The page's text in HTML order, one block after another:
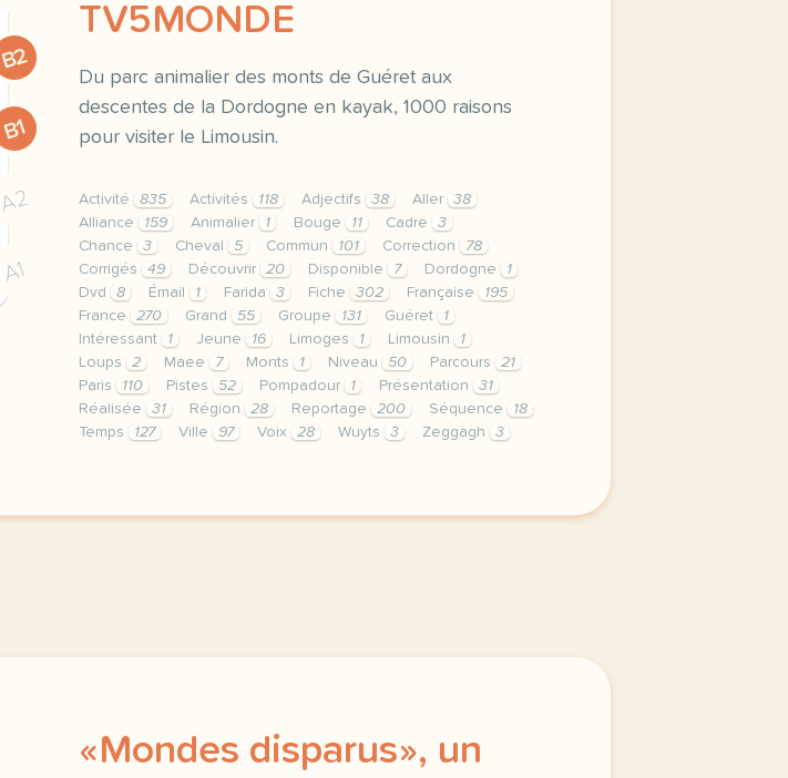
B2
B1
A2
A1
TV5MONDE
Du parc animalier des monts de Guéret aux
descentes de la Dordogne en kayak, 1000 raisons
pour visiter le Limousin.
Activité 835 Activités 118 Adjectifs 38 Aller
38
Alliance
159 Animalier 1 Bouge 11 Cadre
3
Chance
3 Cheval 5 Commun 101 Correction
78
Corrigés
49 Découvrir 20 Disponible 7 Dordogne
1
Dvd
8 Émail 1 Farida 3 Fiche 302 Française
195
France
270 Grand 55 Groupe 131 Guéret
1
Intéressant
1 Jeune 16 Limoges 1 Limousin
1
Loups
2 Maee 7 Monts 1 Niveau 50 Parcours
21
Paris
110 Pistes 52 Pompadour 1 Présentation
31
Réalisée
31 Région 28 Reportage 200 Séquence
18
Temps
127 Ville 97 Voix 28 Wuyts 3 Zeggagh 3
«Mondes disparus», un